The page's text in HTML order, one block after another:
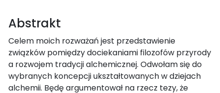
Abstrakt
Celem moich rozważań jest przedstawienie
związków pomiędzy dociekaniami filozofów przyrody
a rozwojem tradycji alchemicznej. Odwołam się do
wybranych koncepcji ukształtowanych w dziejach
alchemii. Będę argumentował na rzecz tezy, że